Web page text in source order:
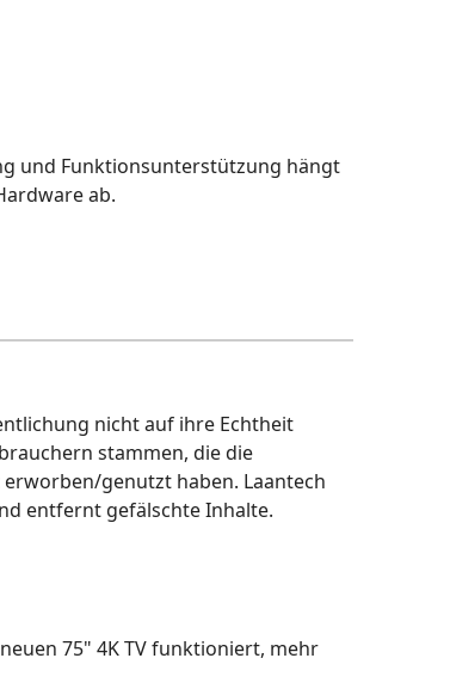
und Funktionsunterstützung hängt
ab.
nicht auf ihre Echtheit
stammen, die die
genutzt haben. Laantech
entfernt gefälschte Inhalte.
75" 4K TV funktioniert, mehr